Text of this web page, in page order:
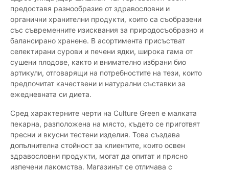
предоставя разнообразие от здравословни и
органични хранителни продукти, които са съобразени
със съвременните изисквания за природосъобразно и
балансирано хранене. В асортимента присъстват
селектирани сурови и печени ядки, широка гама от
сушени плодове, както и внимателно избрани био
артикули, отговарящи на потребностите на тези, които
предпочитат качествени и натурални съставки за
ежедневната си диета.
Сред характерните черти на Culture Green е малката
пекарна, разположена на място, където се приготвят
пресни и вкусни тестени изделия. Това създава
допълнителна стойност за клиентите, които освен
здравословни продукти, могат да опитат и прясно
изпечени лакомства. Магазинът се отличава с